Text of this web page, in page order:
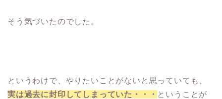
そう気づいたのでした。
というわけで、やりたいことがないと思っていても、
実は過去に封印してしまっていた・・・ ということが